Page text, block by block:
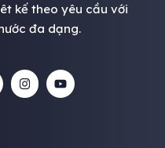
kế theo yêu cầu với
đa dạng.